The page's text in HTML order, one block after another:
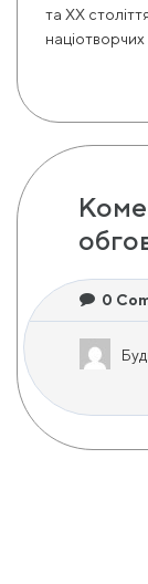
та ХХ
націотворчих
0